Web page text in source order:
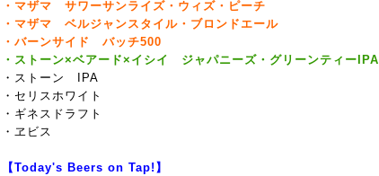
・マザマ サワーサンライズ・ウィズ・ピーチ
・マザマ ベルジャンスタイル・ブロンドエール
・バーンサイド バッチ500
・ストーン×ベアード×イシイ ジャパニーズ・グリーンティーIPA
・ストーン
IPA
・セリスホワイト
・ギネスドラフト
・ヱビス
【Today's Beers on Tap!】